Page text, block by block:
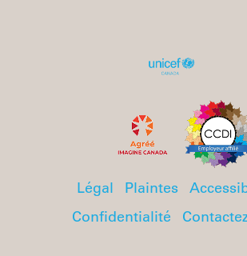
Légal Plaintes
Confidentialité